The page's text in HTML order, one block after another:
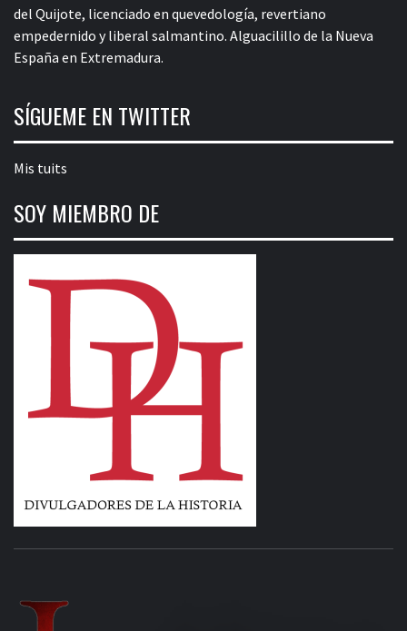
del Quijote, licenciado en quevedología, revertiano
empedernido y liberal salmantino. Alguacilillo de la Nueva
España en Extremadura.
SÍGUEME EN TWITTER
Mis tuits
SOY MIEMBRO DE